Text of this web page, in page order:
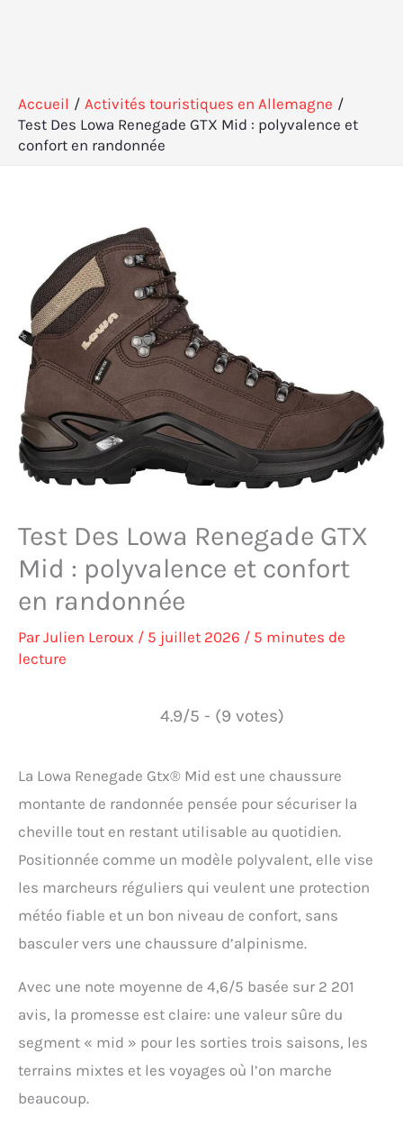
Accueil
Activités touristiques en Allemagne
Test Des Lowa Renegade GTX Mid : polyvalence et
confort en randonnée
Test Des Lowa Renegade GTX
Mid : polyvalence et confort
en randonnée
ParJulien Leroux / 5 juillet 2026 / 5 minutes de
lecture
4.9/5 - (9 votes)
La Lowa Renegade Gtx® Mid est une chaussure
montante de randonnée pensée pour sécuriser la
cheville tout en restant utilisable au quotidien.
Positionnée comme un modèle polyvalent, elle vise
les marcheurs réguliers qui veulent une protection
météo fiable et un bon niveau de confort, sans
basculer vers une chaussure d’alpinisme.
Avec une note moyenne de 4,6/5 basée sur 2 201
avis, la promesse est claire: une valeur sûre du
segment « mid » pour les sorties trois saisons, les
terrains mixtes et les voyages où l’on marche
beaucoup.